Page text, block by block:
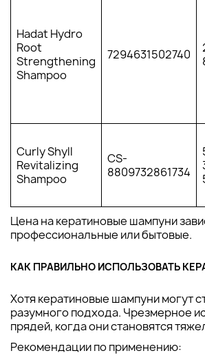
Hadat Hydro
Root
Strengthening
Shampoo
7294631502740
Curly Shyll
Revitalizing
Shampoo
CS-
8809732861734
Цена на кератиновые шампуни
профессиональные или бытовые.
КАК ПРАВИЛЬНО ИСПОЛЬЗОВАТЬ
Хотя кератиновые шампуни могут
разумного подхода. Чрезмерное
прядей, когда они становятся
Рекомендации по применению: